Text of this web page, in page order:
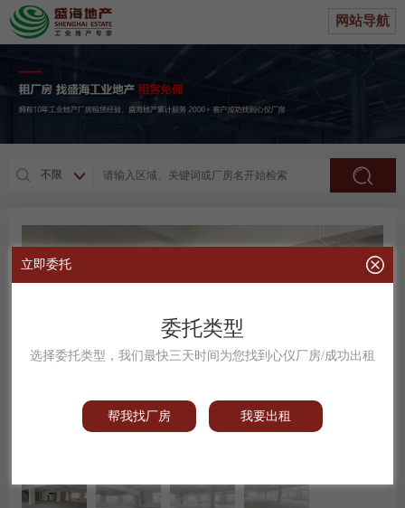
网站导航
不限
立即委托
委托类型
选择委托类型，我们最快三天时间为您找到心仪厂房/成功出租
帮我找厂房 我要出租